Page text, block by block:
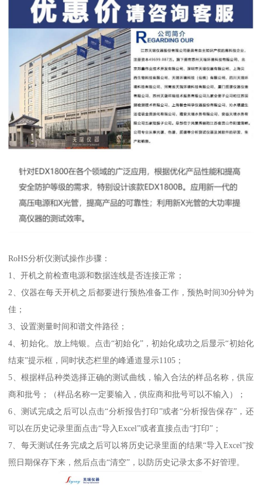
RoHS分析仪测试操作步骤：
1、开机之前检查电源和数据连线是否连接正常；
2、仪器在每天开机之后都要进行预热准备工作，预热时间30分钟为
佳；
3、设置测量时间和谱文件路径；
4、初始化。放上纯银。点击“初始化”，初始化成功之后显示“初始化
结束”提示框，同时状态栏里的峰通道显示1105；
5、根据样品种类选择正确的测试曲线，输入合法的样品名称，供应
商和批号；（样品名称一定要输入，供应商和批号可以不输入）；
6、测试完成之后可以点击“分析报告打印”或者“分析报告保存”，还
可以在历史记录里面点击“导入Excel”或者直接点击“打印”；
7、每天测试任务完成之后可以将历史记录里面的结果“导入Excel”按
照日期保存下来，然后点击“清空”，以防历史记录太多不好管理。